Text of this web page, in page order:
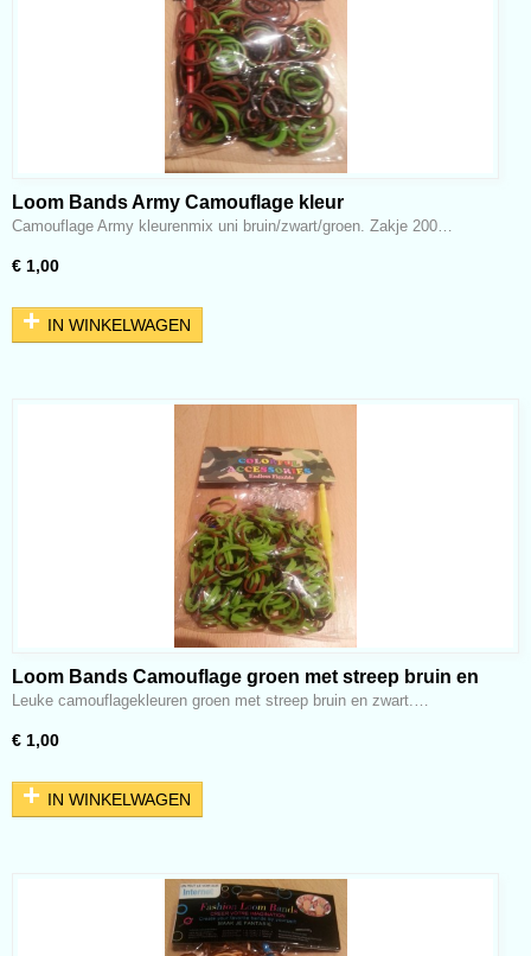
Loom Bands Army Camouflage kleur
bruin/zwart/groen
Camouflage Army kleurenmix uni bruin/zwart/groen. Zakje 200…
€ 1,00
IN WINKELWAGEN
Loom Bands Camouflage groen met streep bruin en
zwart
Leuke camouflagekleuren groen met streep bruin en zwart.…
€ 1,00
IN WINKELWAGEN